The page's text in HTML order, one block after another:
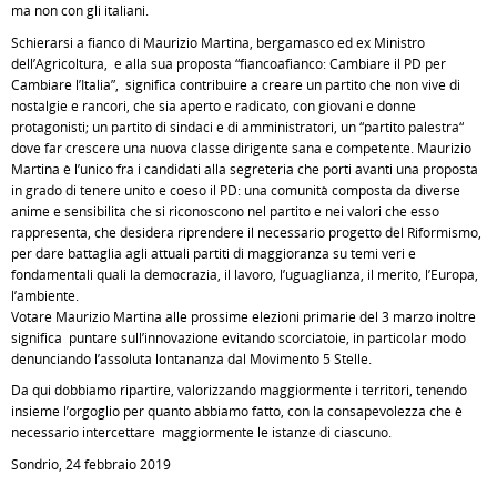
ma non con gli italiani.
Schierarsi a fianco di Maurizio Martina, bergamasco ed ex Ministro
dell’Agricoltura, e alla sua proposta “fiancoafianco: Cambiare il PD per
Cambiare l’Italia”, significa contribuire a creare un partito che non vive di
nostalgie e rancori, che sia aperto e radicato, con giovani e donne
protagonisti; un partito di sindaci e di amministratori, un “partito palestra“
dove far crescere una nuova classe dirigente sana e competente. Maurizio
Martina è l’unico fra i candidati alla segreteria che porti avanti una proposta
in grado di tenere unito e coeso il PD: una comunità composta da diverse
anime e sensibilità che si riconoscono nel partito e nei valori che esso
rappresenta, che desidera riprendere il necessario progetto del Riformismo,
per dare battaglia agli attuali partiti di maggioranza su temi veri e
fondamentali quali la democrazia, il lavoro, l’uguaglianza, il merito, l’Europa,
l’ambiente.
Votare Maurizio Martina alle prossime elezioni primarie del 3 marzo inoltre
significa puntare sull’innovazione evitando scorciatoie, in particolar modo
denunciando l’assoluta lontananza dal Movimento 5 Stelle.
Da qui dobbiamo ripartire, valorizzando maggiormente i territori, tenendo
insieme l’orgoglio per quanto abbiamo fatto, con la consapevolezza che è
necessario intercettare maggiormente le istanze di ciascuno.
Sondrio, 24 febbraio 2019